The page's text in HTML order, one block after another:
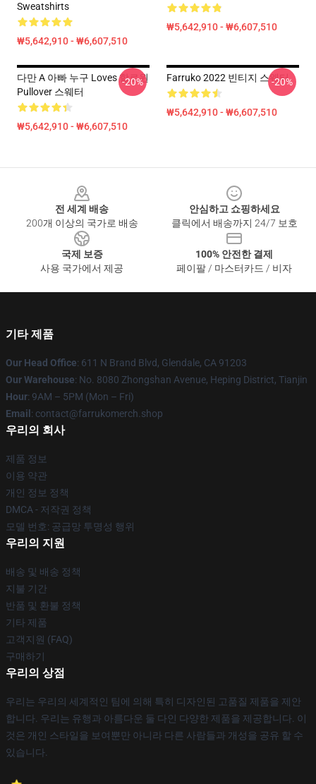
Sweatshirts
₩5,642,910 - ₩6,607,510
₩5,642,910 - ₩6,607,510
다만 A 아빠 누구 Loves 할로윈
Pullover 스웨터
₩5,642,910 - ₩6,607,510
-20% Farruko 2022 빈티지 스웨터
₩5,642,910 - ₩6,607,510
-20%
전 세계 배송
200개 이상의 국가로 배송
안심하고 쇼핑하세요
클릭에서 배송까지 24/7 보호
국제 보증
사용 국가에서 제공
100% 안전한 결제
페이팔 / 마스터카드 / 비자
기타 제품
Our Head Office: 611 N Brand Blvd, Glendale, CA 91203
Our Warehouse: No. 8080 Zhongshan Avenue, Heping District, Tianjin
Hour: 9AM – 5PM (Mon – Fri)
Email : contact@farrukomerch.shop
우리의 회사
제품 정보
이용 약관
개인 정보 정책
DMCA - 저작권 정책
모델 번호: 공급망 투명성 행위
우리의 지원
배송 및 배송 정책
지불 기간
반품 및 환불 정책
기타 제품
고객지원 (FAQ)
구매하기
우리의 상점
우리는 우리의 세계적인 팀에 의해 특히 디자인된 고품질 제품을 제안
합니다. 우리는 유행과 아름다운 둘 다인 다양한 제품을 제공합니다. 이
것은 개인 스타일을 보여뿐만 아니라 다른 사람들과 개성을 공유 할 수
있습니다.